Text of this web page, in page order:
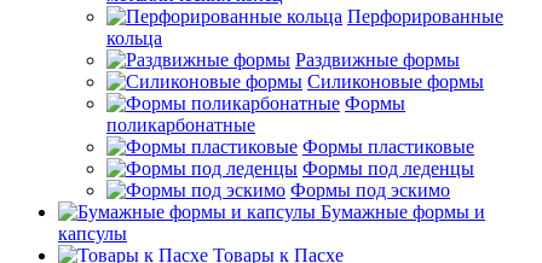
Перфорированные
кольца
Раздвижные формы
Силиконовые формы
Формы
поликарбонатные
Формы пластиковые
Формы под леденцы
Формы под эскимо
Бумажные формы и
капсулы
Товары к Пасхе